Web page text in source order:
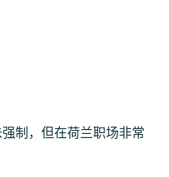
制，但在荷兰职场非常